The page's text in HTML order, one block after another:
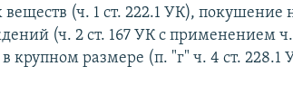
(ч. 1 ст. 222.1 УК), покушение
(ч. 2 ст. 167 УК с применением
крупном размере (п. "г" ч. 4 ст.